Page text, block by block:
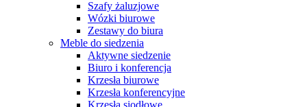
Szafy żaluzjowe
Wózki biurowe
Zestawy do biura
Meble do siedzenia
Aktywne siedzenie
Biuro i konferencja
Krzesła biurowe
Krzesła konferencyjne
Krzesła siodłowe